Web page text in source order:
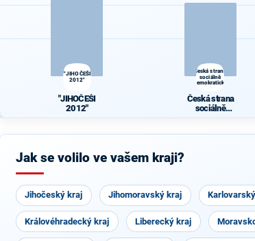
"JIHOČEŠI
2012"
"JIHOČEŠI
2012"
Česká strana
sociálně
demokratická
Česká strana
sociálně
Jak se volilo ve vašem kraji?
Jihočeský kraj Jihomoravský kraj
Královéhradecký kraj Liberecký kraj